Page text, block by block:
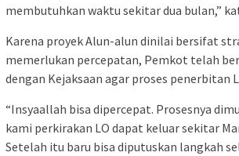
membutuhkan waktu sekitar dua bulan,”
Karena proyek Alun-alun dinilai bersifat
memerlukan percepatan, Pemkot telah
dengan Kejaksaan agar proses penerbitan
“Insyaallah bisa dipercepat. Prosesnya
kami perkirakan LO dapat keluar sekitar
Setelah itu baru bisa diputuskan langkah